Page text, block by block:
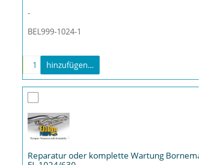
-
BEL999-1024-1
Reparatur oder komplette Wartung
+
hinzufügen...
Reparatur oder komplette Wartung Bornemann